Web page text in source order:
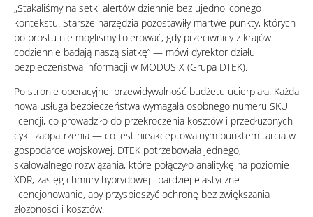
„Stakaliśmy na setki alertów dziennie bez ujednoliconego
kontekstu. Starsze narzędzia pozostawiły martwe punkty, których
po prostu nie mogliśmy tolerować, gdy przeciwnicy z krajów
codziennie badają naszą siatkę” — mówi dyrektor działu
bezpieczeństwa informacji w MODUS X (Grupa DTEK).
Po stronie operacyjnej przewidywalność budżetu ucierpiała. Każda
nowa usługa bezpieczeństwa wymagała osobnego numeru SKU
licencji, co prowadziło do przekroczenia kosztów i przedłużonych
cykli zaopatrzenia — co jest nieakceptowalnym punktem tarcia w
gospodarce wojskowej. DTEK potrzebowała jednego,
skalowalnego rozwiązania, które połączyło analitykę na poziomie
XDR, zasięg chmury hybrydowej i bardziej elastyczne
licencjonowanie, aby przyspieszyć ochronę bez zwiększania
złożoności i kosztów.